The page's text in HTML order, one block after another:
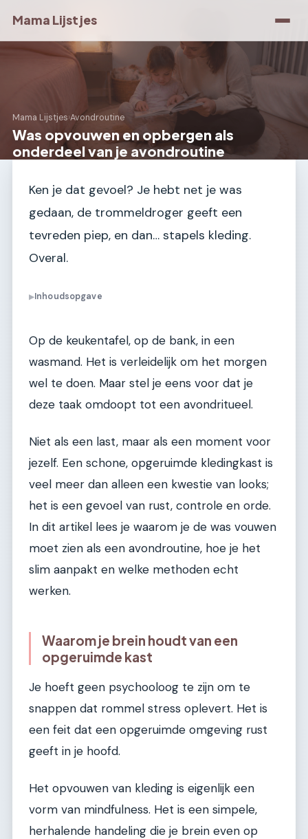
Mama Lijstjes
Mama Lijstjes›Avondroutine
Was opvouwen en opbergen als
onderdeel van je avondroutine
Ken je dat gevoel? Je hebt net je was
gedaan, de trommeldroger geeft een
tevreden piep, en dan… stapels kleding.
Overal.
▶Inhoudsopgave
Op de keukentafel, op de bank, in een
wasmand. Het is verleidelijk om het morgen
wel te doen. Maar stel je eens voor dat je
deze taak omdoopt tot een avondritueel.
Niet als een last, maar als een moment voor
jezelf. Een schone, opgeruimde kledingkast is
veel meer dan alleen een kwestie van looks;
het is een gevoel van rust, controle en orde.
In dit artikel lees je waarom je de was vouwen
moet zien als een avondroutine, hoe je het
slim aanpakt en welke methoden echt
werken.
Waarom je brein houdt van een
opgeruimde kast
Je hoeft geen psychooloog te zijn om te
snappen dat rommel stress oplevert. Het is
een feit dat een opgeruimde omgeving rust
geeft in je hoofd.
Het opvouwen van kleding is eigenlijk een
vorm van mindfulness. Het is een simpele,
herhalende handeling die je brein even op